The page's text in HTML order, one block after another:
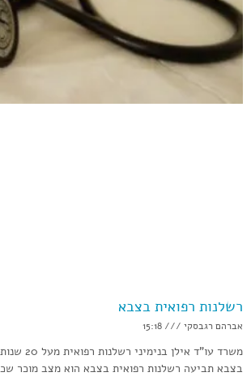
רשלנות רפואית בצבא
אברהם רגבסקי
משרד עו”ד
בצבא תביעה רשלנות רפואית בצבא הוא מצב מוכר